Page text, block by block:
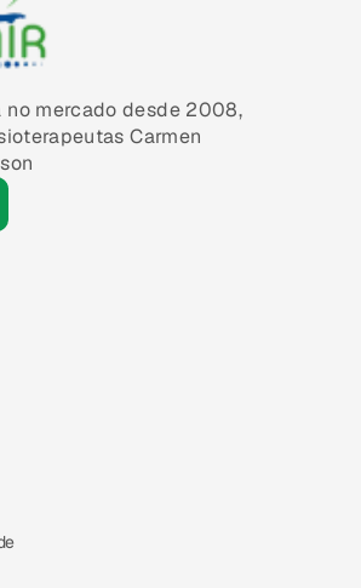
no mercado desde 2008,
Carmen